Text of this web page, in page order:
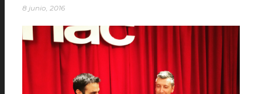
8 junio, 2016